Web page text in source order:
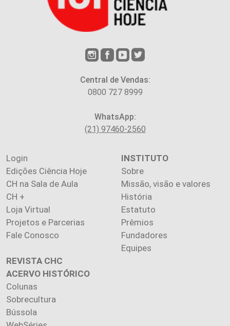
Central de Vendas:
0800 727 8999
WhatsApp:
(21) 97460-2560
Login
Edições Ciência Hoje
CH na Sala de Aula
CH +
Loja Virtual
Projetos e Parcerias
Fale Conosco
INSTITUTO
Sobre
Missão, visão e valores
História
Estatuto
Prêmios
Fundadores
Equipes
REVISTA CHC
ACERVO HISTÓRICO
Colunas
Sobrecultura
Bússola